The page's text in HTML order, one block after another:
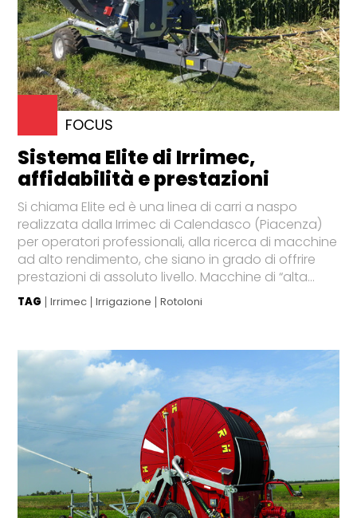
FOCUS
Sistema Elite di Irrimec,
affidabilità e prestazioni
Si chiama Elite ed è una linea di carri a naspo
realizzata dalla Irrimec di Calendasco (Piacenza)
per operatori professionali, alla ricerca di macchine
ad alto rendimento, che siano in grado di offrire
prestazioni di assoluto livello. Macchine di “alta...
TAG Irrimec Irrigazione Rotoloni